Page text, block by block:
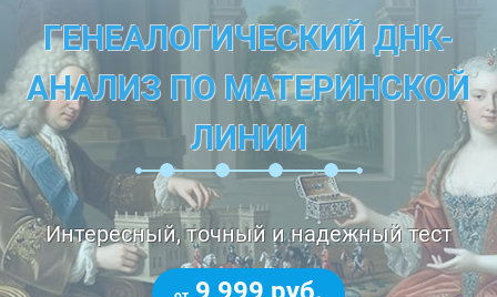
ГЕНЕАЛОГИЧЕСКИЙ ДНК-
АНАЛИЗ ПО МАТЕРИНСКОЙ
ЛИНИИ
Интересный, точный и надежный тест